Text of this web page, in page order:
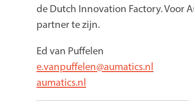
de Dutch Innovation Factory. Voor
partner te zijn.
Ed van Puffelen
e.vanpuffelen@aumatics.nl
aumatics.nl